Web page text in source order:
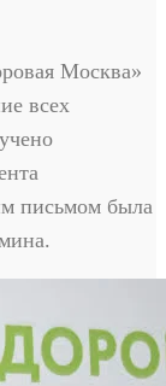
Москва»
всех
письмом была